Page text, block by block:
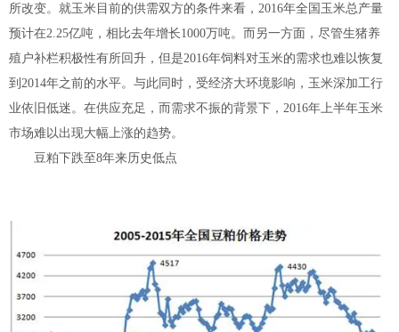
所改变。就玉米目前的供需双方的条件来看，2016年全国玉米总产量
预计在2.25亿吨，相比去年增长1000万吨。而另一方面，尽管生猪养
殖户补栏积极性有所回升，但是2016年饲料对玉米的需求也难以恢复
到2014年之前的水平。与此同时，受经济大环境影响，玉米深加工行
业依旧低迷。在供应充足，而需求不振的背景下，2016年上半年玉米
市场难以出现大幅上涨的趋势。
豆粕下跌至8年来历史低点